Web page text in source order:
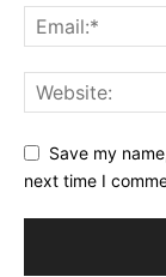
Save my
next time I